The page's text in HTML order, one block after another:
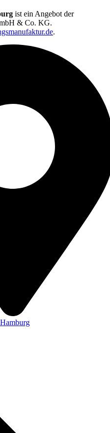
ist ein Angebot der
& Co. KG.
.